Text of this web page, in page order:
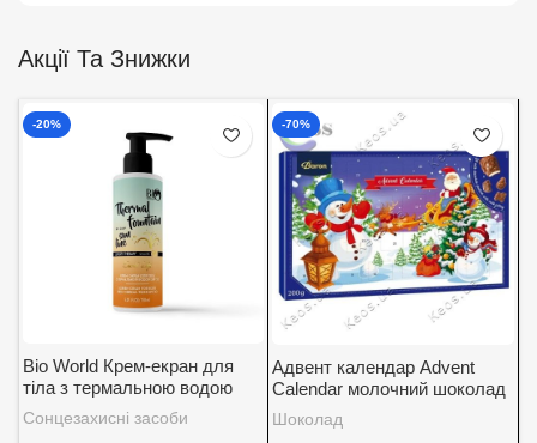
Акції Та Знижки
-20%
Bio World Крем-екран для
тіла з термальною водою
SPF 30
Сонцезахисні засоби
-70%
Адвент календар Advent
Calendar молочний шоколад
із вершковою начинкою
Baron 200 г.
Шоколад